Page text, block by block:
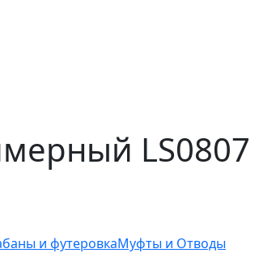
LS0807
и футеровкаМуфты и Отводы